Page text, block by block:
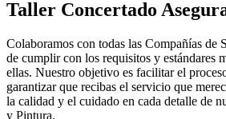
Taller Concertado
Colaboramos con todas las Compañías de
de cumplir con los requisitos y estándares
ellas. Nuestro objetivo es facilitar el
garantizar que recibas el servicio que
la calidad y el cuidado en cada detalle de
y Pintura.